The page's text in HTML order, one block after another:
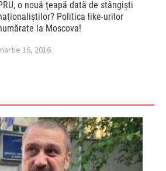
o nouă ţeapă dată de stângişti
Politica like-urilor
la Moscova!
16, 2016